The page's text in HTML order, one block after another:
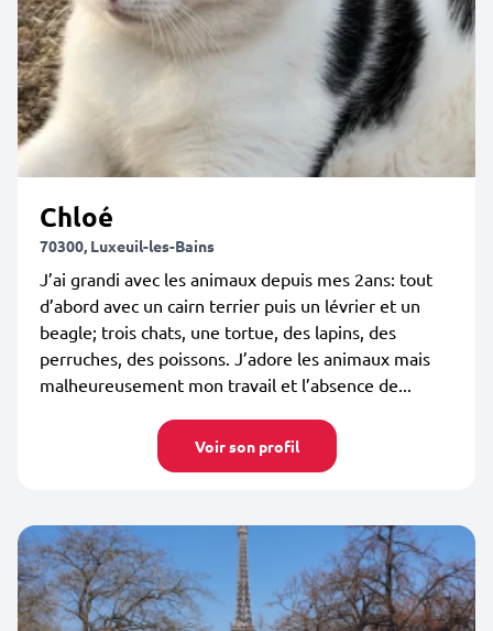
Chloé
70300, Luxeuil-les-Bains
J’ai grandi avec les animaux depuis mes 2ans: tout
d’abord avec un cairn terrier puis un lévrier et un
beagle; trois chats, une tortue, des lapins, des
perruches, des poissons. J’adore les animaux mais
malheureusement mon travail et l’absence de...
Voir son profil